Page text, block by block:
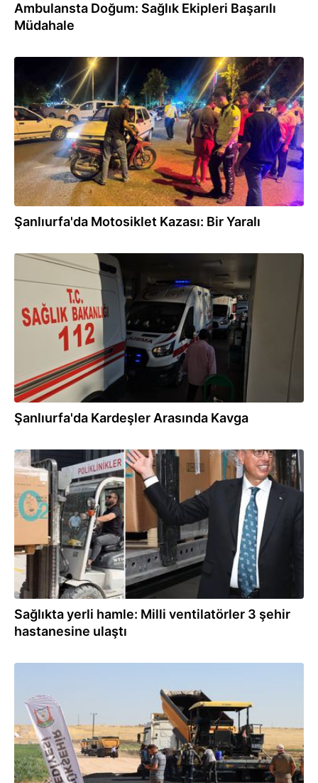
Ambulansta Doğum: Sağlık Ekipleri Başarılı
Müdahale
05.08.2026
Şanlıurfa'da Motosiklet Kazası: Bir Yaralı
05.08.2026
Şanlıurfa'da Kardeşler Arasında Kavga
05.08.2026
Sağlıkta yerli hamle: Milli ventilatörler 3 şehir
hastanesine ulaştı